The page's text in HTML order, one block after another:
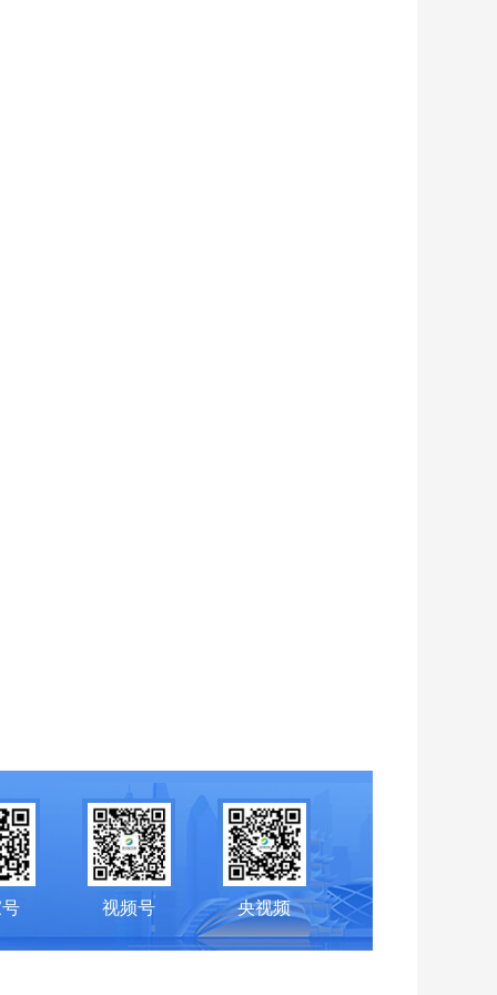
视频号 央视频